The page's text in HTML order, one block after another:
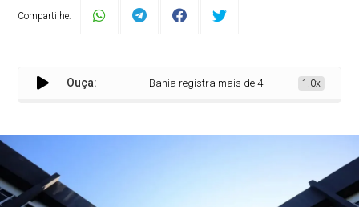
Compartilhe:
Ouça: Bahia registra mais de 4 mil ocorrências de
1.0x